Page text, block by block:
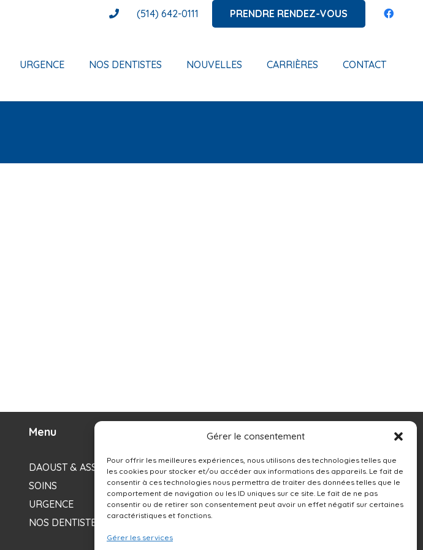
Gérer le consentement
Pour offrir les meilleures expériences, nous utilisons des technologies telles que
les cookies pour stocker et/ou accéder aux informations des appareils. Le fait de
consentir à ces technologies nous permettra de traiter des données telles que le
comportement de navigation ou les ID uniques sur ce site. Le fait de ne pas
consentir ou de retirer son consentement peut avoir un effet négatif sur certaines
caractéristiques et fonctions.
Gérer les services
(514) 642-0111 PRENDRE RENDEZ-VOUS
URGENCE NOS DENTISTES NOUVELLES CARRIÈRES CONTACT
Menu
DAOUST & ASSOCIÉS
SOINS
URGENCE
NOS DENTISTES
Contacts
13250 rue Sherbrooke Est,
Montréal, QC H1A 4X9
514-642-0111